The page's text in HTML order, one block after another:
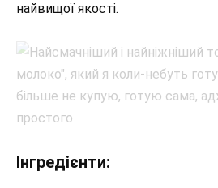
найвищої якості.
Інгредієнти: